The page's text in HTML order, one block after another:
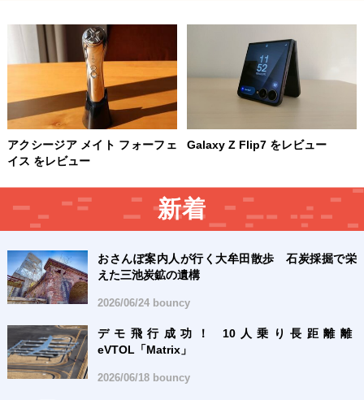
アクシージア メイト フォーフェ
イス をレビュー
Galaxy Z Flip7 をレビュー
新着
おさんぽ案内人が行く大牟田散歩 石炭採掘で栄
えた三池炭鉱の遺構
2026/06/24 bouncy
デモ飛行成功！ 10人乗り長距離離
eVTOL「Matrix」
2026/06/18 bouncy